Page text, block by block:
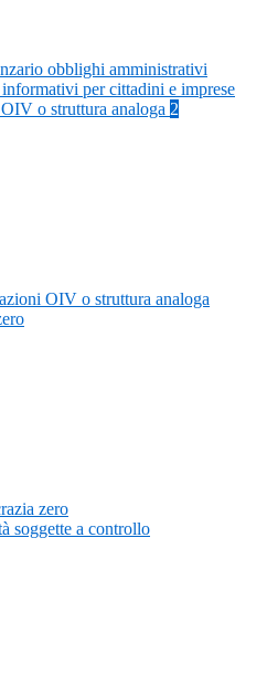
obblighi amministrativi
per cittadini e imprese
o struttura analoga 2
OIV o struttura analoga
zero
soggette a controllo